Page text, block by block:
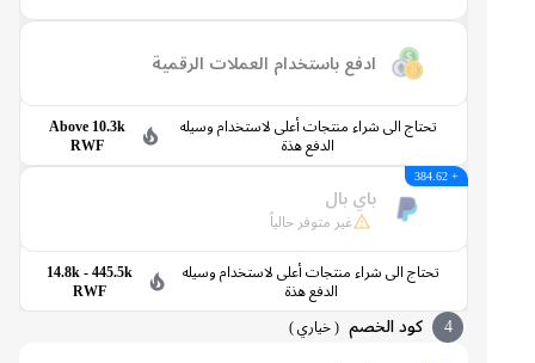
ادفع باستخدام العملات الرقمية
تحتاج الى شراء منتجات أعلى لاستخدام وسيله
Above 10.3k
RWF
باي بال
غير متوفر حالياً
تحتاج الى شراء منتجات أعلى لاستخدام وسيله
الدفع هذة
14.8k - 445.5k
RWF
كود الخصم (خياري )